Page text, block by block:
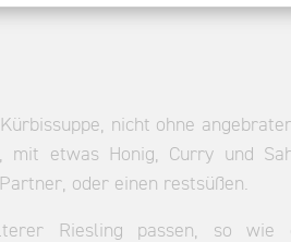
nicht ohne
etwas Honig, Curry und
oder einen restsüßen.
Riesling passen, so wie